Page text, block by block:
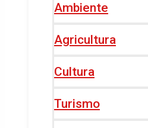
Ambiente
Agricultura
Cultura
Turismo